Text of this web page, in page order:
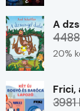
A
20%
Frici,
3981